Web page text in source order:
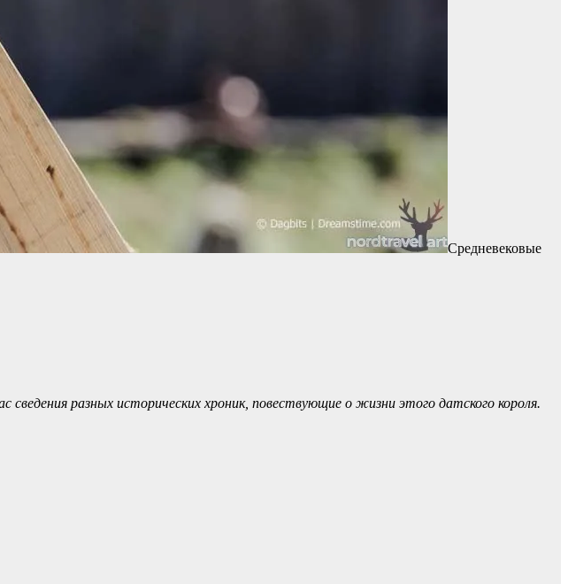
Средневековые
разных исторических хроник, повествующие о жизни этого датского короля.